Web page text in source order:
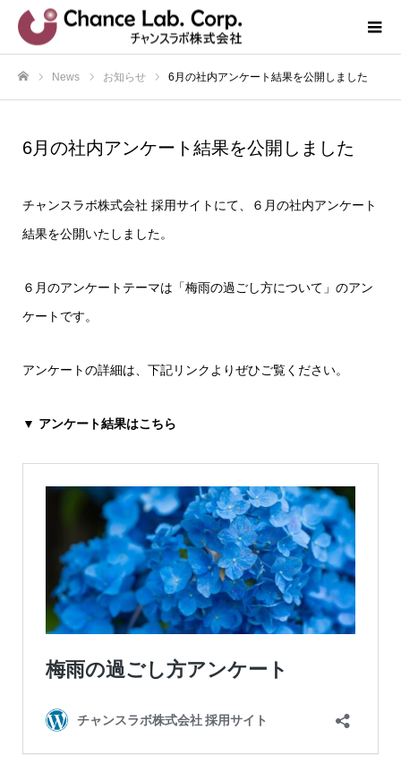
News お知らせ 6月の社内アンケート結果を公開しました
6月の社内アンケート結果を公開しました
チャンスラボ株式会社 採用サイトにて、６月の社内アンケート
結果を公開いたしました。
６月のアンケートテーマは「梅雨の過ごし方について」のアン
ケートです。
アンケートの詳細は、下記リンクよりぜひご覧ください。
▼ アンケート結果はこちら